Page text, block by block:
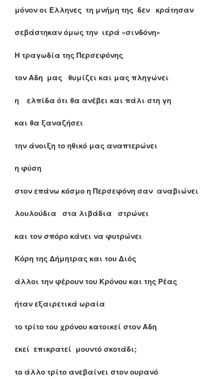
μόνον οι Έλληνες τη μνήμη της δεν κράτησαν
σεβάστηκαν όμως την ιερά «σινδόνη»
Η τραγωδία της Περσεφόνης
τον Αδη μας θυμίζει και μας πληγώνει
η ελπίδα ότι θα ανέβει και πάλι στη γη
και θα ξαναζήσει
την άνοιξη το ηθικό μας αναπτερώνει
η φύση
στον επάνω κόσμο η Περσεφόνη σαν αναβιώνει
λουλούδια στα λιβάδια στρώνει
και τον σπόρο κάνει να φυτρώνει
Κόρη της Δήμητρας και του Διός
άλλοι την φέρουν του Κρόνου και της Ρέας
ήταν εξαιρετικά ωραία
το τρίτο του χρόνου κατοικεί στον Αδη
εκεί επικρατεί μουντό σκοτάδι;
το άλλο τρίτο ανεβαίνει στον ουρανό